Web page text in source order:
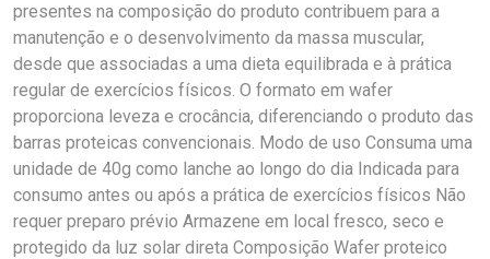
presentes na composição do produto contribuem para a
manutenção e o desenvolvimento da massa muscular,
desde que associadas a uma dieta equilibrada e à prática
regular de exercícios físicos. O formato em wafer
proporciona leveza e crocância, diferenciando o produto das
barras proteicas convencionais. Modo de uso Consuma uma
unidade de 40g como lanche ao longo do dia Indicada para
consumo antes ou após a prática de exercícios físicos Não
requer preparo prévio Armazene em local fresco, seco e
protegido da luz solar direta Composição Wafer proteico